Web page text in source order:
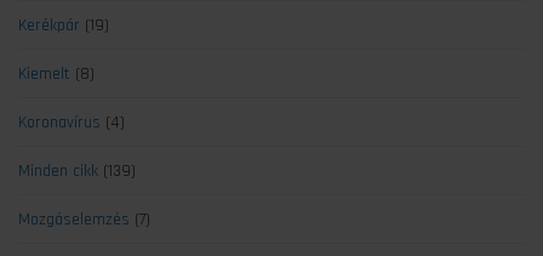
Kerékpár (19)
Kiemelt (8)
Koronavírus (4)
Minden cikk (139)
Mozgáselemzés (7)